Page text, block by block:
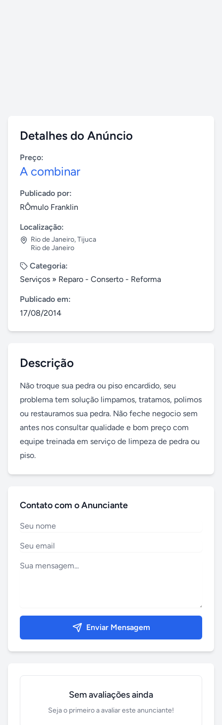
Detalhes do Anúncio
Preço:
A combinar
Publicado por:
RÔmulo Franklin
Localização:
Rio de Janeiro,Tijuca
Rio de Janeiro
Categoria:
Serviços » Reparo - Conserto - Reforma
Publicado em:
17/08/2014
Descrição
Não troque sua pedra ou piso encardido, seu
problema tem solução limpamos, tratamos, polimos
ou restauramos sua pedra. Não feche negocio sem
antes nos consultar qualidade e bom preço com
equipe treinada em serviço de limpeza de pedra ou
piso.
Contato com o Anunciante
Enviar Mensagem
Sem avaliações ainda
Seja o primeiro a avaliar este anunciante!